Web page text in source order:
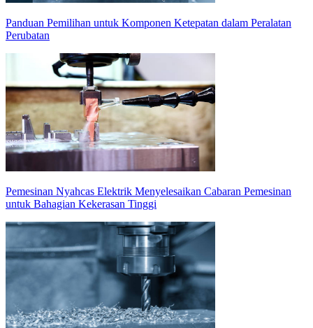
Panduan Pemilihan untuk Komponen Ketepatan dalam Peralatan
Perubatan
Pemesinan Nyahcas Elektrik Menyelesaikan Cabaran Pemesinan
untuk Bahagian Kekerasan Tinggi